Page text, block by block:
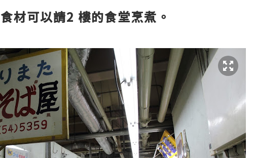
材可以請2 樓的食堂烹煮。